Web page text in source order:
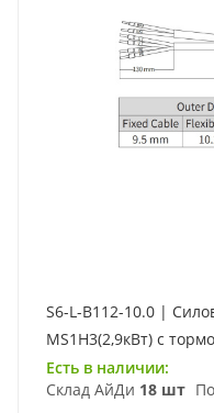
S6-L-B112-10.0 |
MS1H3(2,9кВт) c
Есть в наличии:
Склад АйДи 18 шт